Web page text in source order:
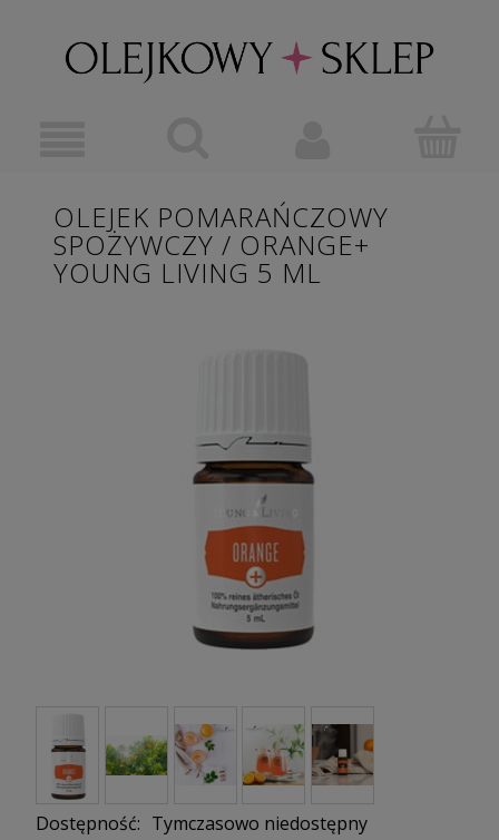
OLEJEK POMARAŃCZOWY
SPOŻYWCZY / ORANGE+
YOUNG LIVING 5 ML
Dostępność: Tymczasowo niedostępny